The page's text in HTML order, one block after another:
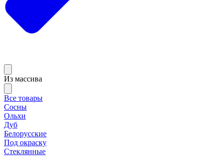
Из массива
Все товары
Сосны
Ольхи
Дуб
Белорусские
Под окраску
Стеклянные